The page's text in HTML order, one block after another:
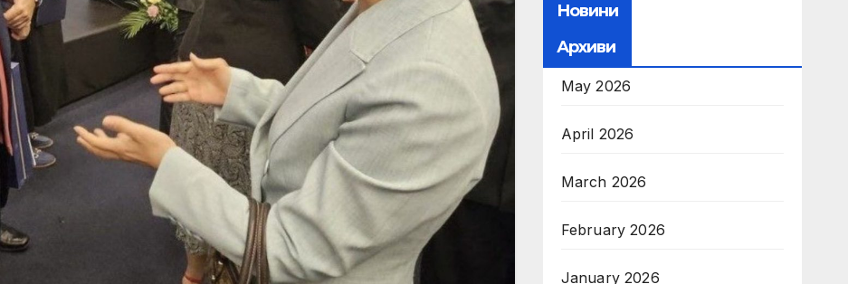
Новини
Архиви
May 2026
April 2026
March 2026
February 2026
January 2026